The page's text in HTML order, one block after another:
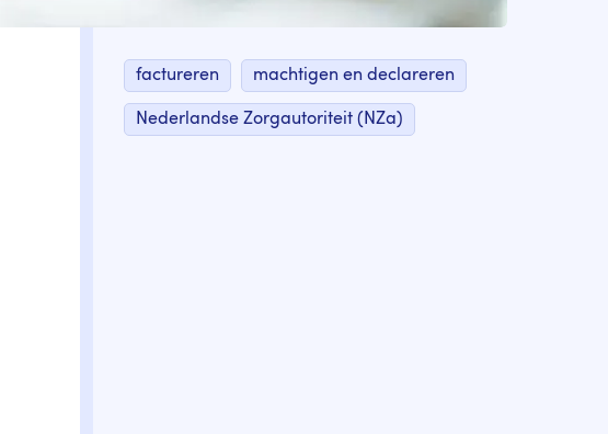
factureren machtigen en declareren
Nederlandse Zorgautoriteit (NZa)